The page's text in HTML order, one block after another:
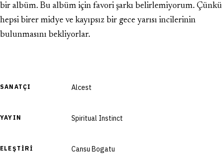
SANATÇI Alcest
YAYIN Spiritual Instinct
ELEŞTIRI Cansu Bogatu
bir albüm. Bu albüm için favori şarkı belirlemiyorum. Çünkü
hepsi birer midye ve kayıpsız bir gece yarısı incilerinin
bulunmasını bekliyorlar.